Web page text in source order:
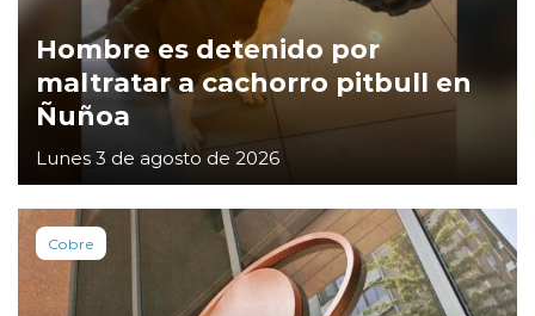
Hombre es detenido por
maltratar a cachorro pitbull en
Ñuñoa
Lunes 3 de agosto de 2026
Cobre